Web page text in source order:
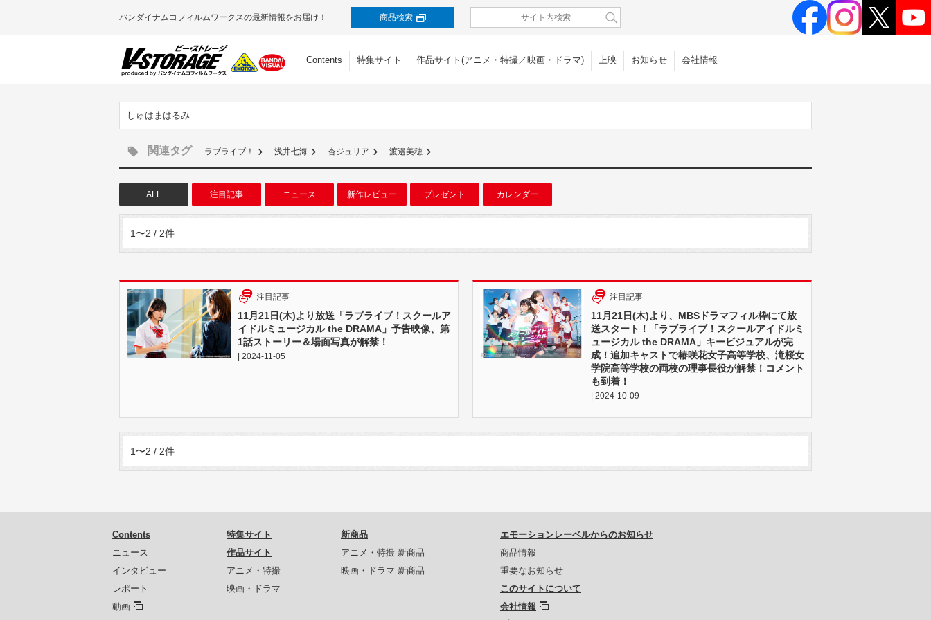
バンダイナムコフィルムワークスの最新情報をお届け！ 商品検索
Contents 特集サイト 作品サイト(アニメ・特撮／映画・ドラマ) 上映 お知らせ 会社情報
しゅはまはるみ
関連タグ ラブライブ！ 浅井七海 杏ジュリア 渡邉美穂
ALL 注目記事 ニュース 新作レビュー プレゼント カレンダー
1〜2 / 2件
注目記事
11月21日(木)より放送「ラブライブ！スクールア
イドルミュージカル the DRAMA」予告映像、第
1話ストーリー＆場面写真が解禁！
| 2024-11-05
注目記事
11月21日(木)より、MBSドラマフィル枠にて放
送スタート！「ラブライブ！スクールアイドルミ
ュージカル the DRAMA」キービジュアルが完
成！追加キャストで椿咲花女子高等学校、滝桜女
学院高等学校の両校の理事長役が解禁！コメント
も到着！
| 2024-10-09
1〜2 / 2件
Contents
ニュース
インタビュー
レポート
動画
特集サイト
作品サイト
アニメ・特撮
映画・ドラマ
新商品
アニメ・特撮 新商品
映画・ドラマ 新商品
エモーションレーベルからのお知らせ
商品情報
重要なお知らせ
このサイトについて
会社情報